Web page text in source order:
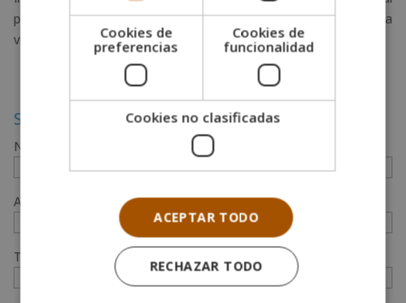
pueden
tener un toque de humor. Dale esto a tu libro. La
vida no es sólo una cosa y tu historia debe reflejarlo.
Solicita más información
Nombre (*)
Apellidos (*)
Teléfono (*)
Cookies de
preferencias
Cookies de
funcionalidad
Cookies no clasificadas
ACEPTAR TODO
RECHAZAR TODO